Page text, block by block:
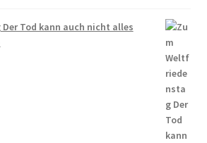
Meyer-Hanno
Tod kann auch nicht alles